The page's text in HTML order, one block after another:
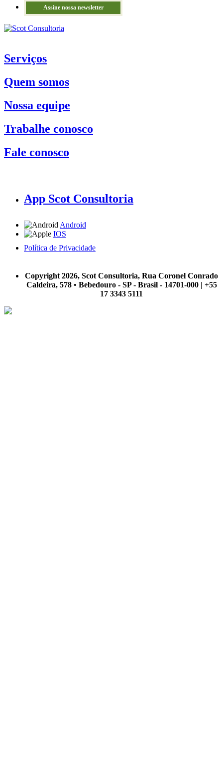
Assine nossa newsletter
Serviços
Quem somos
Nossa equipe
Trabalhe conosco
Fale conosco
App Scot Consultoria
Android
IOS
Política de Privacidade
Copyright 2026, Scot Consultoria, Rua Coronel Conrado
Caldeira, 578 • Bebedouro - SP - Brasil - 14701-000 | +55
17 3343 5111